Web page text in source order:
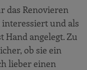
das Renovieren
und als
Hand angelegt. Zu
ob sie ein
lieber einen